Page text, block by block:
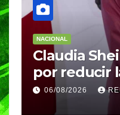
NACIONAL
Claudia
por reducir
del gas
sigue bajo
06/08/2026